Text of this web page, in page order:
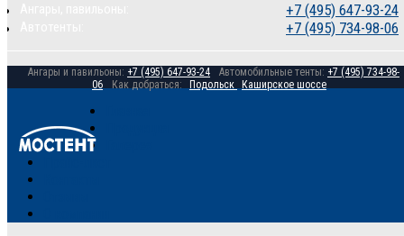
+7 (495) 647-93-24
+7 (495) 734-98-06
Ангары и павильоны: +7 (495) 647-93-24 Автомобильные тенты: +7 (495) 734-98-
06
Как добраться: Подольск Каширское шоссе